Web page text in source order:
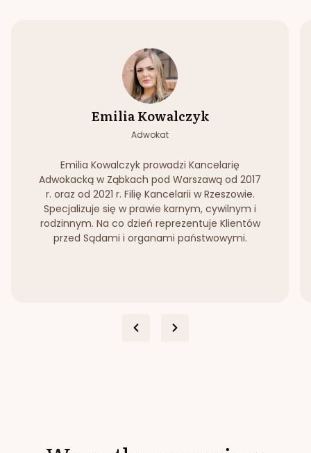
Emilia Kowalczyk
Adwokat
Emilia Kowalczyk prowadzi Kancelarię
Adwokacką w Ząbkach pod Warszawą od 2017
r. oraz od 2021 r. Filię Kancelarii w Rzeszowie.
Specjalizuje się w prawie karnym, cywilnym i
rodzinnym. Na co dzień reprezentuje Klientów
przed Sądami i organami państwowymi.